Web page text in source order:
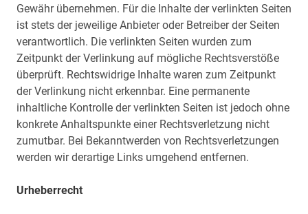
Gewähr übernehmen. Für die Inhalte der verlinkten Seiten
ist stets der jeweilige Anbieter oder Betreiber der Seiten
verantwortlich. Die verlinkten Seiten wurden zum
Zeitpunkt der Verlinkung auf mögliche Rechtsverstöße
überprüft. Rechtswidrige Inhalte waren zum Zeitpunkt
der Verlinkung nicht erkennbar. Eine permanente
inhaltliche Kontrolle der verlinkten Seiten ist jedoch ohne
konkrete Anhaltspunkte einer Rechtsverletzung nicht
zumutbar. Bei Bekanntwerden von Rechtsverletzungen
werden wir derartige Links umgehend entfernen.
Urheberrecht